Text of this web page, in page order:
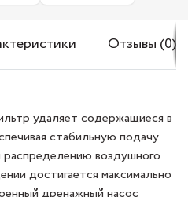
Отзывы (0)
удаляет содержащиеся в
стабильную подачу
распределению воздушного
достигается максимально